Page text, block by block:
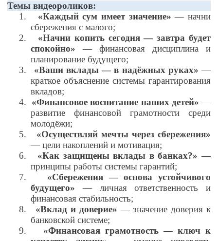
Темы видеороликов:
1.
«Каждый сум имеет значение» — начни
сбережения с малого;
2.
«Начни копить сегодня — завтра будет
спокойно» — финансовая дисциплина и
планирование будущего;
3.
«Ваши вклады — в надёжных руках» —
краткое объяснение системы гарантирования
вкладов;
4.
«Финансовое воспитание наших детей» —
развитие финансовой грамотности среди
молодёжи;
5.
«Осуществляй мечты через сбережения»
— цели накоплений и мотивация;
6.
«Как защищены вклады в банках?» —
принципы работы системы гарантий;
7.
«Сбережения — основа устойчивого
будущего» — личная ответственность и
финансовая стабильность;
8.
«Вклад и доверие» — значение доверия к
банковской системе;
9.
«Финансовая грамотность — ключ к